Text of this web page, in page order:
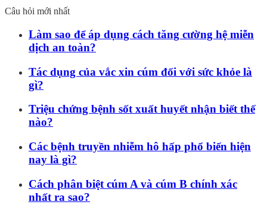
Câu hỏi mới nhất
Làm sao để áp dụng cách tăng cường hệ miễn
dịch an toàn?
Tác dụng của vắc xin cúm đối với sức khỏe là
gì?
Triệu chứng bệnh sốt xuất huyết nhận biết thế
nào?
Các bệnh truyền nhiễm hô hấp phổ biến hiện
nay là gì?
Cách phân biệt cúm A và cúm B chính xác
nhất ra sao?